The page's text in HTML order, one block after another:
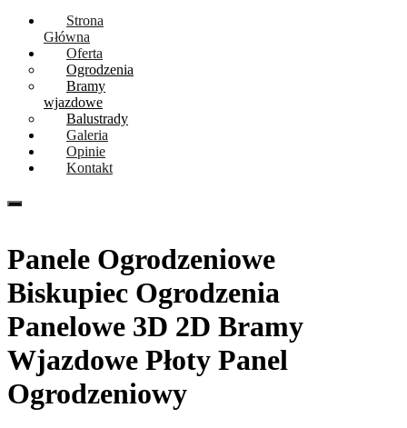
Strona
Główna
Oferta
Ogrodzenia
Bramy
wjazdowe
Balustrady
Galeria
Opinie
Kontakt
Panele Ogrodzeniowe
Biskupiec Ogrodzenia
Panelowe 3D 2D Bramy
Wjazdowe Płoty Panel
Ogrodzeniowy